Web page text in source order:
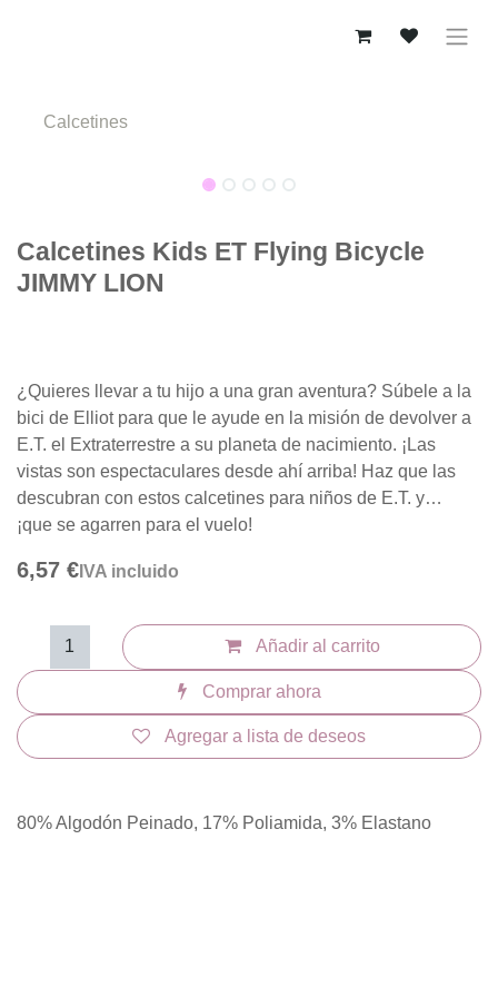
Calcetines
Calcetines Kids ET Flying Bicycle
JIMMY LION
¿Quieres llevar a tu hijo a una gran aventura? Súbele a la
bici de Elliot para que le ayude en la misión de devolver a
E.T. el Extraterrestre a su planeta de nacimiento. ¡Las
vistas son espectaculares desde ahí arriba! Haz que las
descubran con estos calcetines para niños de E.T. y…
¡que se agarren para el vuelo!
6,57 € IVA incluido
Añadir al carrito
Comprar ahora
Agregar a lista de deseos
80% Algodón Peinado, 17% Poliamida, 3% Elastano